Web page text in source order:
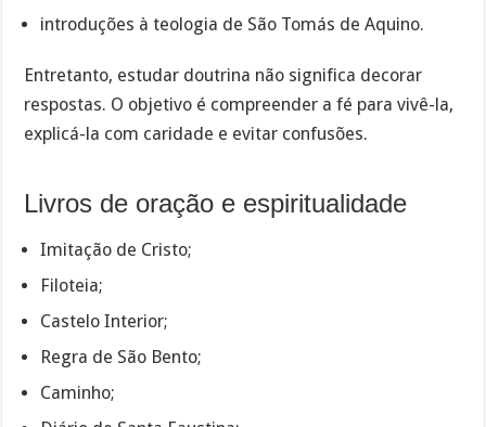
introduções à teologia de São Tomás de Aquino.
Entretanto, estudar doutrina não significa decorar
respostas. O objetivo é compreender a fé para vivê-la,
explicá-la com caridade e evitar confusões.
Livros de oração e espiritualidade
Imitação de Cristo;
Filoteia;
Castelo Interior;
Regra de São Bento;
Caminho;